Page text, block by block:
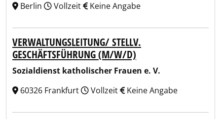
Berlin
Vollzeit Keine Angabe
VERWALTUNGSLEITUNG/ STELLV.
GESCHÄFTSFÜHRUNG (M/W/D)
Sozialdienst katholischer Frauen e. V.
60326 Frankfurt
Vollzeit Keine Angabe